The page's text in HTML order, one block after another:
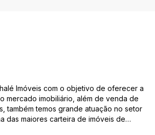
Imóveis com o objetivo de oferecer a
mercado imobiliário, além de venda de
também temos grande atuação no setor
das maiores carteira de imóveis de